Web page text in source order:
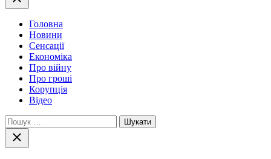
Головна
Новини
Сенсації
Економіка
Про війну
Про гроші
Корупція
Відео
Пошук:
Закрити
пошук